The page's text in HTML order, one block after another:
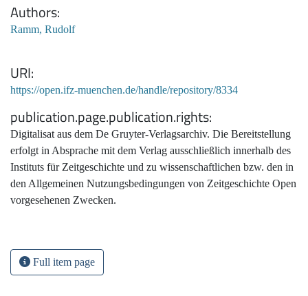
Authors
Ramm, Rudolf
URI
https://open.ifz-muenchen.de/handle/repository/8334
publication.page.publication.rights
Digitalisat aus dem De Gruyter-Verlagsarchiv. Die Bereitstellung
erfolgt in Absprache mit dem Verlag ausschließlich innerhalb des
Instituts für Zeitgeschichte und zu wissenschaftlichen bzw. den in
den Allgemeinen Nutzungsbedingungen von Zeitgeschichte Open
vorgesehenen Zwecken.
Full item page